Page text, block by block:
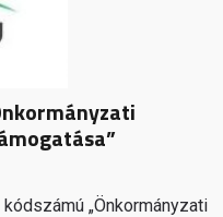
„Önkormányzati